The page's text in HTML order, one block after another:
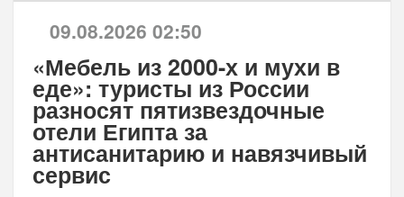
09.08.2026 02:50
«Мебель из 2000-х и мухи в
еде»: туристы из России
разносят пятизвездочные
отели Египта за
антисанитарию и навязчивый
сервис